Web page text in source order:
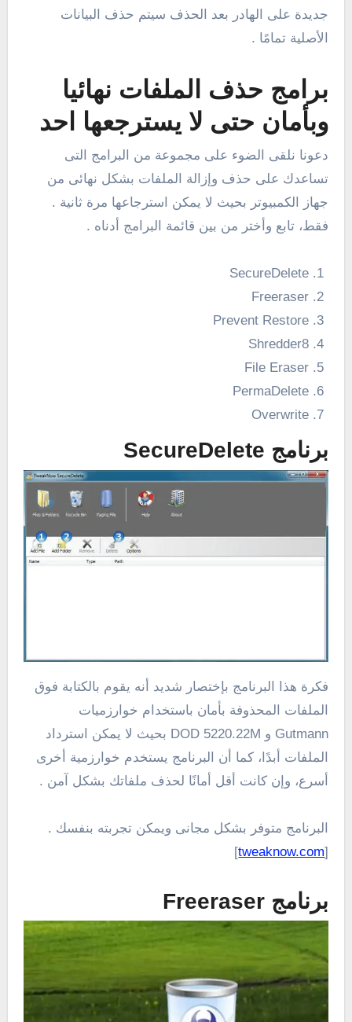
جديدة على الهادر بعد الحذف سيتم حذف البيانات
الأصلية تمامًا .
برامج حذف الملفات نهائيا
وبأمان حتى لا يسترجعها احد
دعونا نلقى الضوء على مجموعة من البرامج التى
تساعدك على حذف وإزالة الملفات بشكل نهائى من
جهاز الكمبيوتر بحيث لا يمكن استرجاعها مرة ثانية .
فقط، تابع وأختر من بين قائمة البرامج أدناه .
SecureDelete
Freeraser
Prevent Restore
Shredder8
File Eraser
PermaDelete
Overwrite
برنامج SecureDelete
فكرة هذا البرنامج بإختصار شديد أنه يقوم بالكتابة فوق
الملفات المحذوفة بأمان باستخدام خوارزميات
Gutmann و DOD 5220.22M بحيث لا يمكن استرداد
الملفات أبدًا، كما أن البرنامج يستخدم خوارزمية أخرى
أسرع، وإن كانت أقل أمانًا لحذف ملفاتك بشكل آمن .
البرنامج متوفر بشكل مجانى ويمكن تجربته بنفسك .
[
tweaknow.com
]
برنامج Freeraser